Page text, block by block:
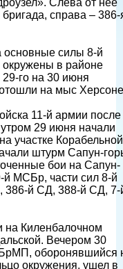
Слева от нее
справа – 386-
основные силы 8-й
в районе
29-го на 30 июня
на мыс
11-й армии после
29 июня начали
участке Корабельной
штурм Сапун-
бои на Сапун-
МСБр, части сил 8-й
386-й СД, 388-й СД, 7-
Киленбалочном
Вечером 30
оборонявшийся
окружения, ушел в